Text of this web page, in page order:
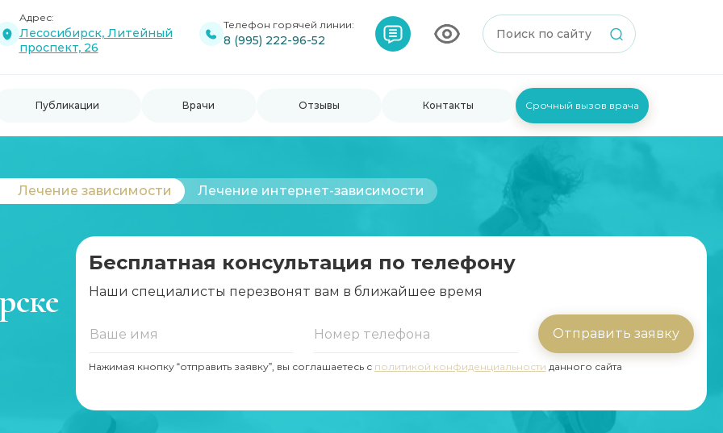
Адрес:
Лесосибирск, Литейный
проспект, 26
Телефон горячей линии:
8 (995) 222-96-52
Публикации Врачи Отзывы Контакты Срочный вызов врача
Лечение зависимости Лечение интернет-зависимости
Бесплатная консультация по телефону
Наши специалисты перезвонят вам в ближайшее время
Отправить заявку
Нажимая кнопку “отправить заявку”, вы соглашаетесь с политикой конфиденциальности данного сайта